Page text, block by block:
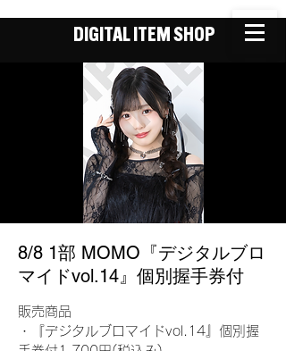
DIGITAL ITEM SHOP
8/8 1部 MOMO『デジタルブロ
マイドvol.14』個別握手券付
販売商品
・『デジタルブロマイドvol.14』個別握